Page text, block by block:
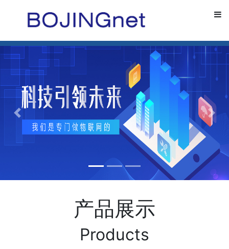
下一张 下
产品展示
Products